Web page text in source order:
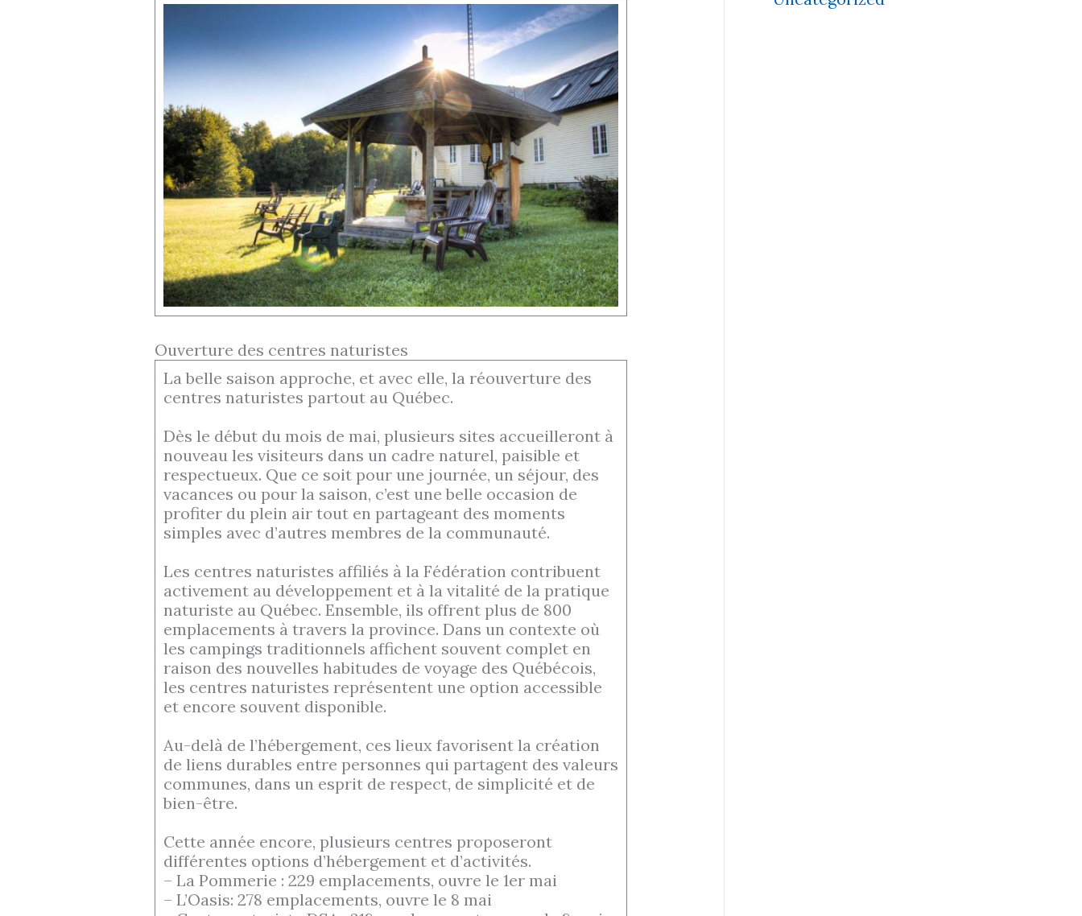
Ouverture des centres naturistes
La belle saison approche, et avec elle, la réouverture des
centres naturistes partout au Québec.
Dès le début du mois de mai, plusieurs sites accueilleront à
nouveau les visiteurs dans un cadre naturel, paisible et
respectueux. Que ce soit pour une journée, un séjour, des
vacances ou pour la saison, c’est une belle occasion de
profiter du plein air tout en partageant des moments
simples avec d’autres membres de la communauté.
Les centres naturistes affiliés à la Fédération contribuent
activement au développement et à la vitalité de la pratique
naturiste au Québec. Ensemble, ils offrent plus de 800
emplacements à travers la province. Dans un contexte où
les campings traditionnels affichent souvent complet en
raison des nouvelles habitudes de voyage des Québécois,
les centres naturistes représentent une option accessible
et encore souvent disponible.
Au-delà de l’hébergement, ces lieux favorisent la création
de liens durables entre personnes qui partagent des valeurs
communes, dans un esprit de respect, de simplicité et de
bien-être.
Cette année encore, plusieurs centres proposeront
différentes options d’hébergement et d’activités.
– La Pommerie : 229 emplacements, ouvre le 1er mai
– L’Oasis: 278 emplacements, ouvre le 8 mai